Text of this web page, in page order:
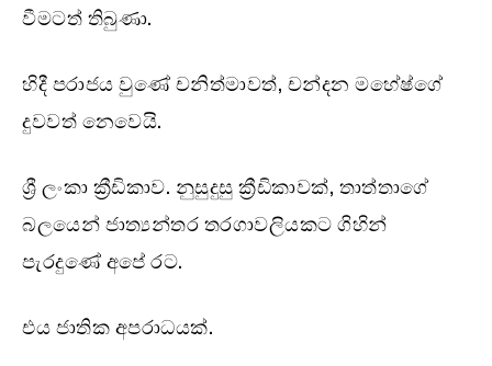
වීමටත් තිබුණා.
හිදී පරාජය වුණේ චනිත්මාවත්, චන්දන මහේෂ්ගේ
දුවවත් නෙවෙයි.
ශ්‍රී ලංකා ක්‍රීඩිකාව. නුසුදුසු ක්‍රීඩිකාවක්, තාත්තාගේ
බලයෙන් ජාත්‍යන්තර තරගාවලියකට ගිහින්
පැරදුණේ අපේ රට.
එය ජාතික අපරාධයක්.